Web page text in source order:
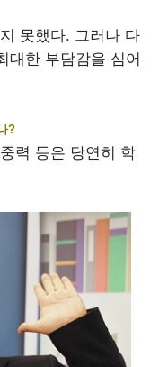
못했다. 그러나 다
대한 부담감을 심어
?
력 등은 당연히 학